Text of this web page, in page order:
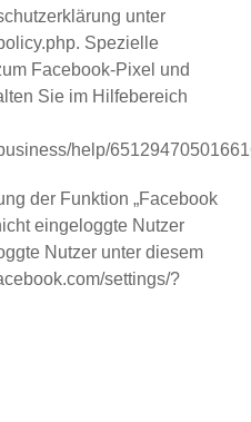
unter
Spezielle
Facebook-Pixel und
Sie im Hilfebereich
help/
der Funktion „Facebook
eingeloggte Nutzer
Nutzer unter diesem
settings/?